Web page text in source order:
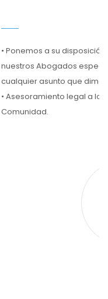
• Ponemos a su
nuestros Abogados
cualquier asunto que
• Asesoramiento legal a
Comunidad.